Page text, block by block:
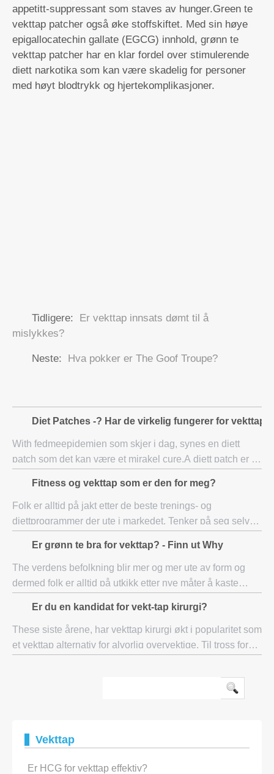
appetitt-suppressant som staves av hunger.Green te
vekttap patcher også øke stoffskiftet. Med sin høye
epigallocatechin gallate (EGCG) innhold, grønn te
vekttap patcher har en klar fordel over stimulerende
diett narkotika som kan være skadelig for personer
med høyt blodtrykk og hjertekomplikasjoner.
Tidligere:
Er vekttap innsats dømt til å
mislykkes?
Neste: Hva pokker er The Goof Troupe?
Diet Patches -? Har de virkelig fungerer for vekttap
With fedmeepidemien som skjer i dag, synes en diett
patch som det kan være et mirakel cure.A diett patch er en
du sted et sted på kroppen din so
Fitness og vekttap som er den for meg?
Folk er alltid på jakt etter de beste trenings- og
diettprogrammer der ute i markedet. Tenker på seg selv
hvilket program du velger å gjøre det
Er grønn te bra for vekttap? - Finn ut Why
The verdens befolkning blir mer og mer ute av form og
dermed folk er alltid på utkikk etter nye måter å kaste
om. Det er mange produkter som er
Er du en kandidat for vekt-tap kirurgi?
These siste årene, har vekttap kirurgi økt i popularitet som
et vekttap alternativ for alvorlig overvektige. Til tross for
Vekttap
Er HCG for vekttap effektiv?